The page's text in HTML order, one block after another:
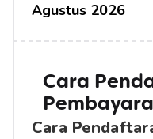
Agustus 2026
Cara
Cara